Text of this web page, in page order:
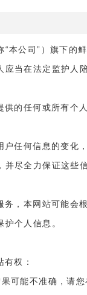
“本公司”）旗下
当在法定监护
的任何或所有个
任何信息的变化
并尽全力保证这些
，本网站可能会
个人信息。
权：
可能不准确，请